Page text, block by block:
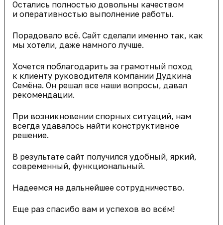
Остались полностью довольны качеством
и оперативностью выполнение работы.
Порадовало всё. Сайт сделали именно так, как
мы хотели, даже намного лучше.
Хочется поблагодарить за грамотный поход
к клиенту руководителя компании Дудкина
Семёна. Он решал все наши вопросы, давал
рекомендации.
При возникновении спорных ситуаций, нам
всегда удавалось найти конструктивное
решение.
В результате сайт получился удобный, яркий,
современный, функциональный.
Надеемся на дальнейшее сотрудничество.
Еще раз спасибо вам и успехов во всём!